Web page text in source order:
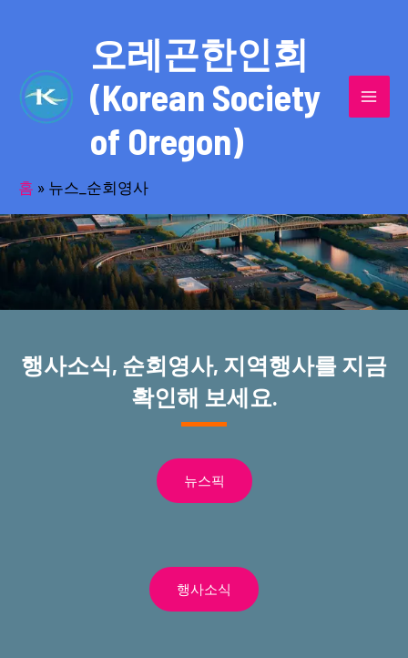
오레곤한인회
(Korean Society
of Oregon)
홈 » 뉴스_순회영사
반세기의 세월을 품고 동포사회를 섬겨온
오레곤한인회!
행사소식, 순회영사, 지역행사를 지금
확인해 보세요.
뉴스픽
행사소식